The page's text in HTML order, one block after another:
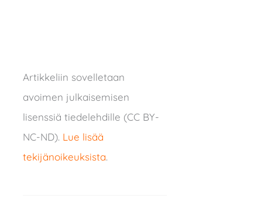
Artikkeliin sovelletaan
avoimen julkaisemisen
lisenssiä tiedelehdille (CC BY-
NC-ND). Lue lisää
tekijänoikeuksista.